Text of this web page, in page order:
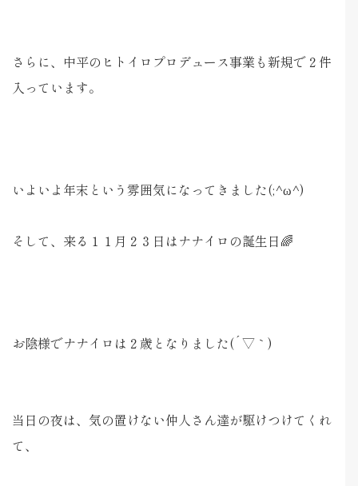
さらに、中平のヒトイロプロデュース事業も新規で２件
入っています。
いよいよ年末という雰囲気になってきました(;^ω^)
そして、来る１１月２３日はナナイロの誕生日🌈
お陰様でナナイロは２歳となりました(´▽｀)
当日の夜は、気の置けない仲人さん達が駆けつけてくれ
て、